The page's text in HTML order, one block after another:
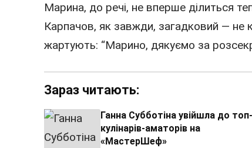
Марина, до речі, не вперше ділиться
Карпачов, як завжди, загадковий — не
жартують: “Марино, дякуємо за
Зараз читають:
Ганна Субботіна увійшла до
кулінарів-аматорів на
«МастерШеф»